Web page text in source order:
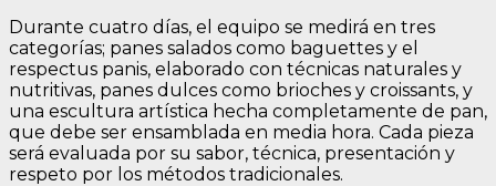
Durante cuatro días, el equipo se medirá en tres
categorías; panes salados como baguettes y el
respectus panis, elaborado con técnicas naturales y
nutritivas, panes dulces como brioches y croissants, y
una escultura artística hecha completamente de pan,
que debe ser ensamblada en media hora. Cada pieza
será evaluada por su sabor, técnica, presentación y
respeto por los métodos tradicionales.